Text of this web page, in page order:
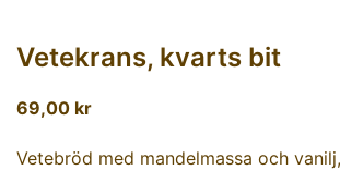
Vetekrans, kvarts bit
69,00 kr
Vetebröd med mandelmassa och